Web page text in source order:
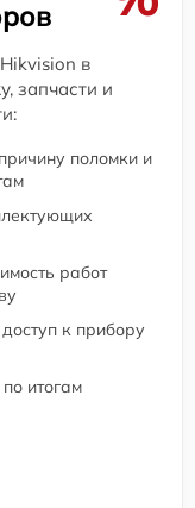
в
запчасти и
поломки и
работ
к прибору
итогам